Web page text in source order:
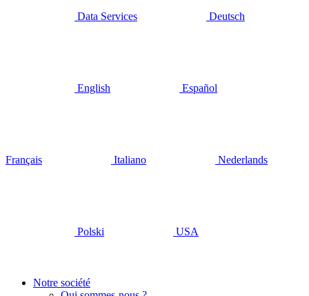
Data Services Deutsch
English Español
Français Italiano Nederlands
Polski USA
Notre société